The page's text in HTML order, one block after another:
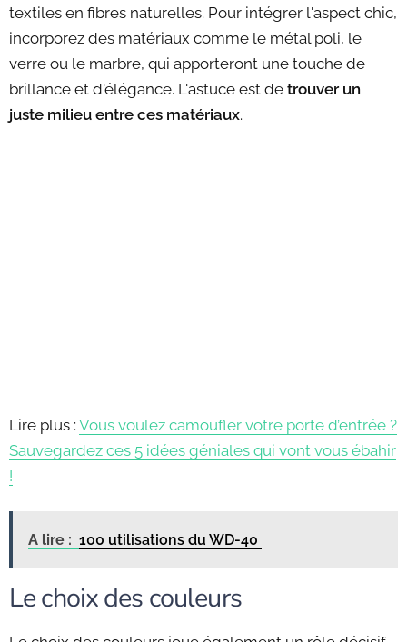
textiles en fibres naturelles. Pour intégrer l'aspect chic,
incorporez des matériaux comme le métal poli, le
verre ou le marbre, qui apporteront une touche de
brillance et d'élégance. L'astuce est de trouver un
juste milieu entre ces matériaux.
Lire plus : Vous voulez camoufler votre porte d’entrée ?
Sauvegardez ces 5 idées géniales qui vont vous ébahir
!
A lire : 100 utilisations du WD-40
Le choix des couleurs